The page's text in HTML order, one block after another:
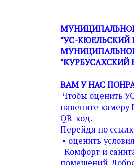
"УС-КЮЕЛЬСКИЙ
"КУРБУСАХСКИЙ
ВАМ У НАС
Чтобы оценить
наведите камеру
QR-код.
Перейдя по
• оценить
Комфорт и